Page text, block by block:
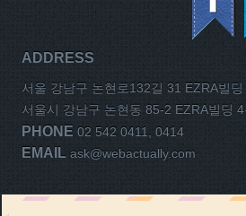
ADDRESS
서울 강남구 논현로132길 31 EZRA빌
서울시 강남구 논현동 85-2 EZRA빌딩 4
PHONE 02 542 0411, 0414
EMAIL ask@webactually.com